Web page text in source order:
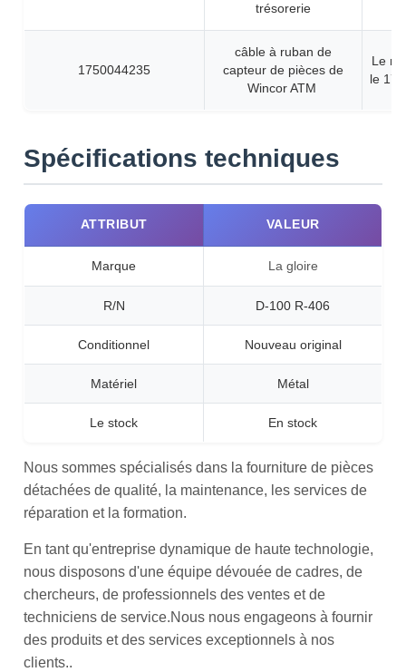
trésorerie
1750044235
câble à ruban de
capteur de pièces de
Wincor ATM
Le
le
Spécifications techniques
ATTRIBUT VALEUR
Marque La gloire
R/N D-100 R-406
Conditionnel Nouveau original
Matériel Métal
Le stock En stock
Nous sommes spécialisés dans la fourniture de pièces
détachées de qualité, la maintenance, les services de
réparation et la formation.
En tant qu'entreprise dynamique de haute technologie,
nous disposons d'une équipe dévouée de cadres, de
chercheurs, de professionnels des ventes et de
techniciens de service.Nous nous engageons à fournir
des produits et des services exceptionnels à nos
clients..